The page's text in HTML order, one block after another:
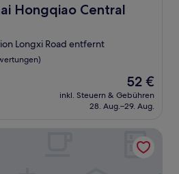
Hongqiao Central
Central
Longxi Road entfernt
Der
Preis
beträgt
52 €
inkl. Steuern & Gebühren
28. Aug.–29. Aug.